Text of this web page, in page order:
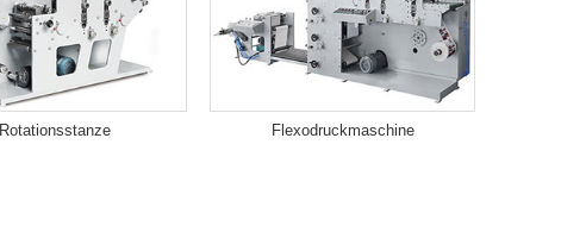
Rotationsstanze Flexodruckmaschine